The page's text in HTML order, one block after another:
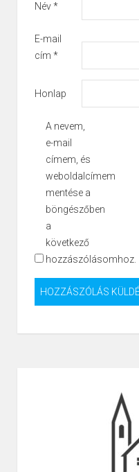
Név*
E-mail
cím *
Honlap
A nevem,
e-mail
címem, és
weboldalcímem
mentése a
böngészőben
a
következő
hozzászólásomhoz.